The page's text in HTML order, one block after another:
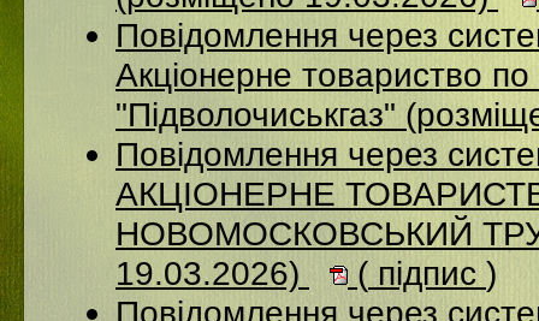
Повідомлення через
Акціонерне товариство по
"Підволочиськгаз"
Повідомлення через
АКЦIОНЕРНЕ
НОВОМОСКОВСЬКИЙ
19.03.2026)
( підпис )
Повідомлення через